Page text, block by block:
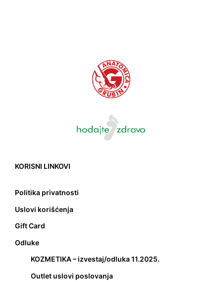
KORISNI LINKOVI
Politika privatnosti
Uslovi korišćenja
Gift Card
Odluke
KOZMETIKA – izvestaj/odluka 11.2025.
Outlet uslovi poslovanja